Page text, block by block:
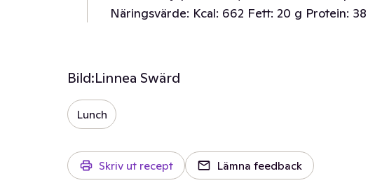
Näringsvärde: Kcal: 662 Fett: 20 g Protein:
Bild:Linnea Swärd
Lunch
Skriv ut recept Lämna feedback